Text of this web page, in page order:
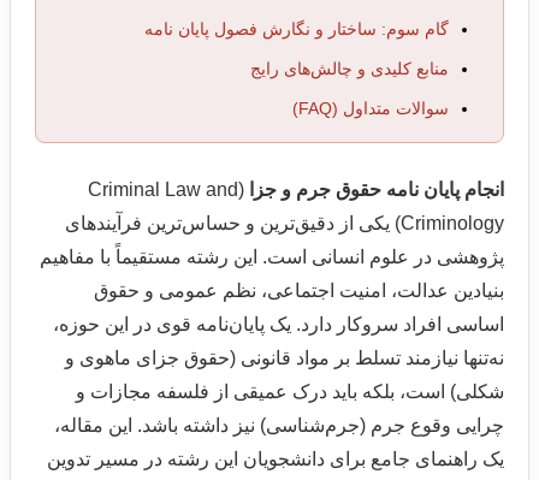
گام سوم: ساختار و نگارش فصول پایان نامه
منابع کلیدی و چالش‌های رایج
سوالات متداول (FAQ)
انجام پایان نامه حقوق جرم و جزا
(Criminal Law and
Criminology) یکی از دقیق‌ترین و حساس‌ترین فرآیندهای
پژوهشی در علوم انسانی است. این رشته مستقیماً با مفاهیم
بنیادین عدالت، امنیت اجتماعی، نظم عمومی و حقوق
اساسی افراد سروکار دارد. یک پایان‌نامه قوی در این حوزه،
نه‌تنها نیازمند تسلط بر مواد قانونی (حقوق جزای ماهوی و
شکلی) است، بلکه باید درک عمیقی از فلسفه مجازات و
چرایی وقوع جرم (جرم‌شناسی) نیز داشته باشد. این مقاله،
یک راهنمای جامع برای دانشجویان این رشته در مسیر تدوین